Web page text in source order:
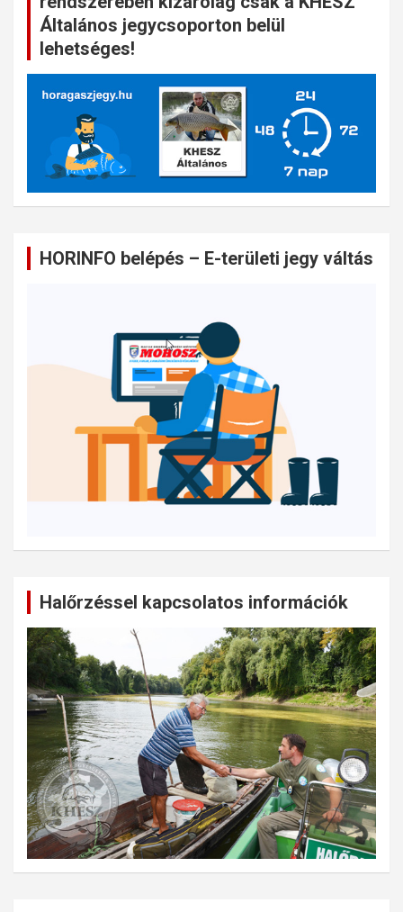
Általános jegycsoporton belül
lehetséges!
HORINFO belépés – E-területi jegy váltás
Halőrzéssel kapcsolatos információk